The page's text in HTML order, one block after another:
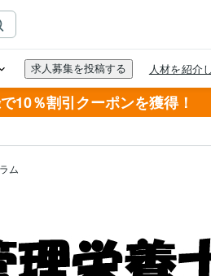
10％割引クーポンを獲得！
ム